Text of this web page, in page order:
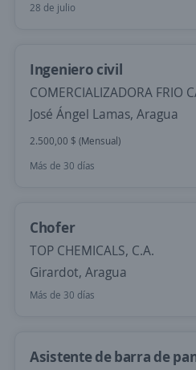
28 de julio
Ingeniero civil
COMERCIALIZADORA FRIO
José Ángel Lamas, Aragua
2.500,00 $ (Mensual)
Más de 30 días
Chofer
TOP CHEMICALS, C.A.
Girardot, Aragua
Más de 30 días
Asistente de barra de